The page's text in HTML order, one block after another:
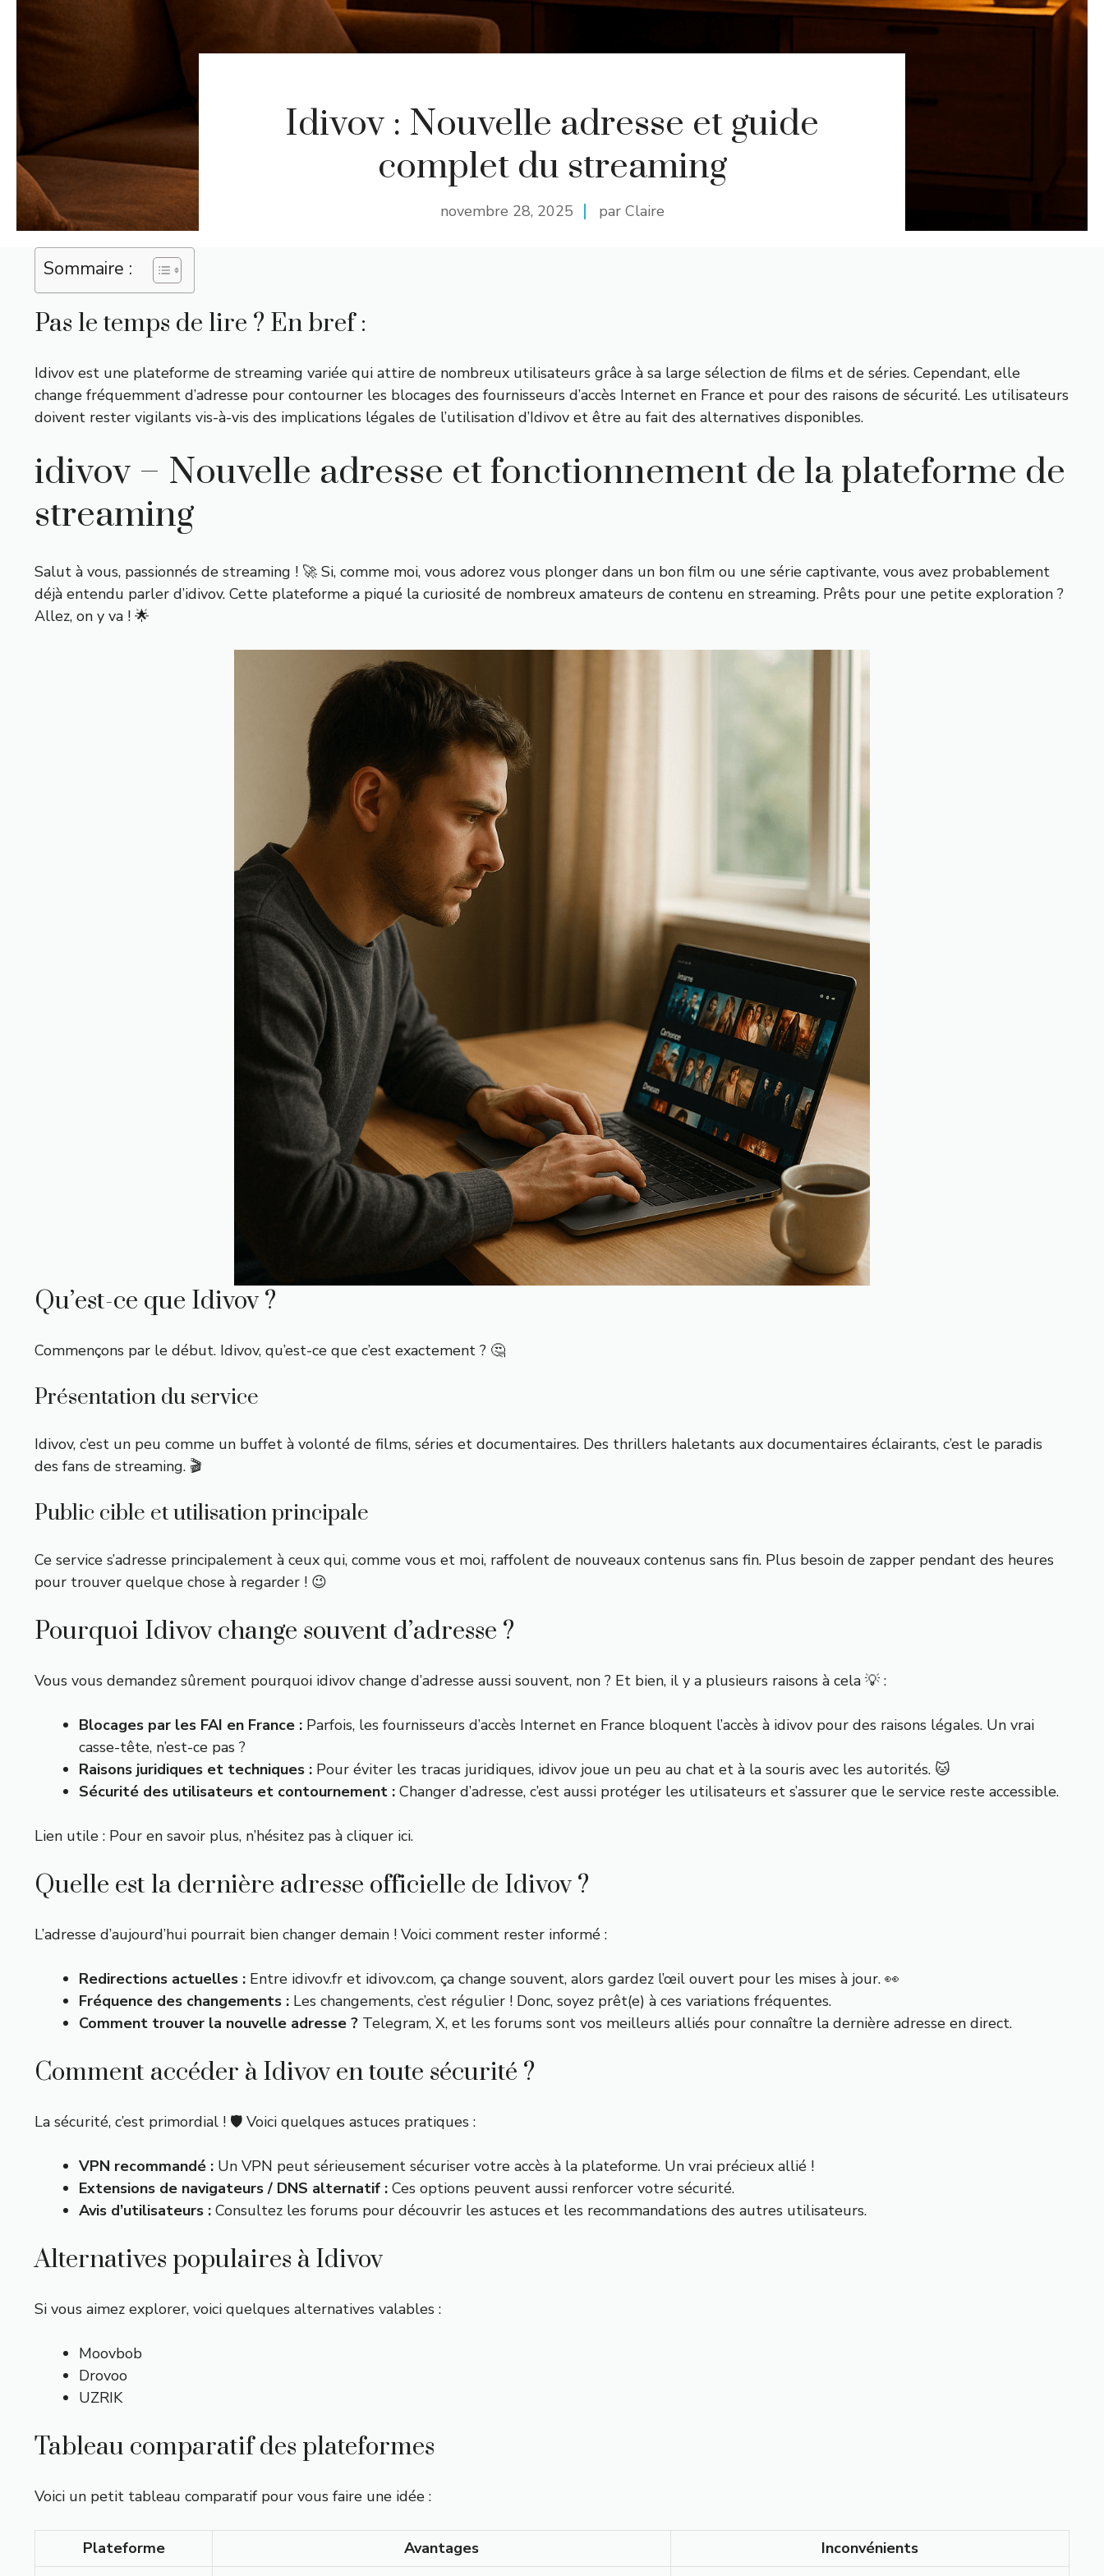
Idivov : Nouvelle adresse et guide
complet du streaming
novembre 28, 2025 par Claire
Sommaire :
Pas le temps de lire ? En bref :
Idivov est une plateforme de streaming variée qui attire de nombreux utilisateurs grâce à sa large sélection de films et de séries. Cependant, elle
change fréquemment d’adresse pour contourner les blocages des fournisseurs d’accès Internet en France et pour des raisons de sécurité. Les utilisateurs
doivent rester vigilants vis-à-vis des implications légales de l’utilisation d’Idivov et être au fait des alternatives disponibles.
idivov – Nouvelle adresse et fonctionnement de la plateforme de
streaming
Salut à vous, passionnés de streaming ! 🚀 Si, comme moi, vous adorez vous plonger dans un bon film ou une série captivante, vous avez probablement
déjà entendu parler d’idivov. Cette plateforme a piqué la curiosité de nombreux amateurs de contenu en streaming. Prêts pour une petite exploration ?
Allez, on y va ! 🌟
Qu’est-ce que Idivov ?
Commençons par le début. Idivov, qu’est-ce que c’est exactement ? 🤔
Présentation du service
Idivov, c’est un peu comme un buffet à volonté de films, séries et documentaires. Des thrillers haletants aux documentaires éclairants, c’est le paradis
des fans de streaming. 🎬
Public cible et utilisation principale
Ce service s’adresse principalement à ceux qui, comme vous et moi, raffolent de nouveaux contenus sans fin. Plus besoin de zapper pendant des heures
pour trouver quelque chose à regarder ! 😉
Pourquoi Idivov change souvent d’adresse ?
Vous vous demandez sûrement pourquoi idivov change d’adresse aussi souvent, non ? Et bien, il y a plusieurs raisons à cela 💡 :
Blocages par les FAI en France : Parfois, les fournisseurs d’accès Internet en France bloquent l’accès à idivov pour des raisons légales. Un vrai
casse-tête, n’est-ce pas ?
Raisons juridiques et techniques : Pour éviter les tracas juridiques, idivov joue un peu au chat et à la souris avec les autorités. 🐱
Sécurité des utilisateurs et contournement : Changer d’adresse, c’est aussi protéger les utilisateurs et s’assurer que le service reste accessible.
Lien utile : Pour en savoir plus, n’hésitez pas à cliquer ici.
Quelle est la dernière adresse officielle de Idivov ?
L’adresse d’aujourd’hui pourrait bien changer demain ! Voici comment rester informé :
Redirections actuelles : Entre idivov.fr et idivov.com, ça change souvent, alors gardez l’œil ouvert pour les mises à jour. 👀
Fréquence des changements : Les changements, c’est régulier ! Donc, soyez prêt(e) à ces variations fréquentes.
Comment trouver la nouvelle adresse ? Telegram, X, et les forums sont vos meilleurs alliés pour connaître la dernière adresse en direct.
Comment accéder à Idivov en toute sécurité ?
La sécurité, c’est primordial ! 🛡️ Voici quelques astuces pratiques :
VPN recommandé : Un VPN peut sérieusement sécuriser votre accès à la plateforme. Un vrai précieux allié !
Extensions de navigateurs / DNS alternatif : Ces options peuvent aussi renforcer votre sécurité.
Avis d’utilisateurs : Consultez les forums pour découvrir les astuces et les recommandations des autres utilisateurs.
Alternatives populaires à Idivov
Si vous aimez explorer, voici quelques alternatives valables :
Moovbob
Drovoo
UZRIK
Tableau comparatif des plateformes
Voici un petit tableau comparatif pour vous faire une idée :
Plateforme Avantages
Inconvénients